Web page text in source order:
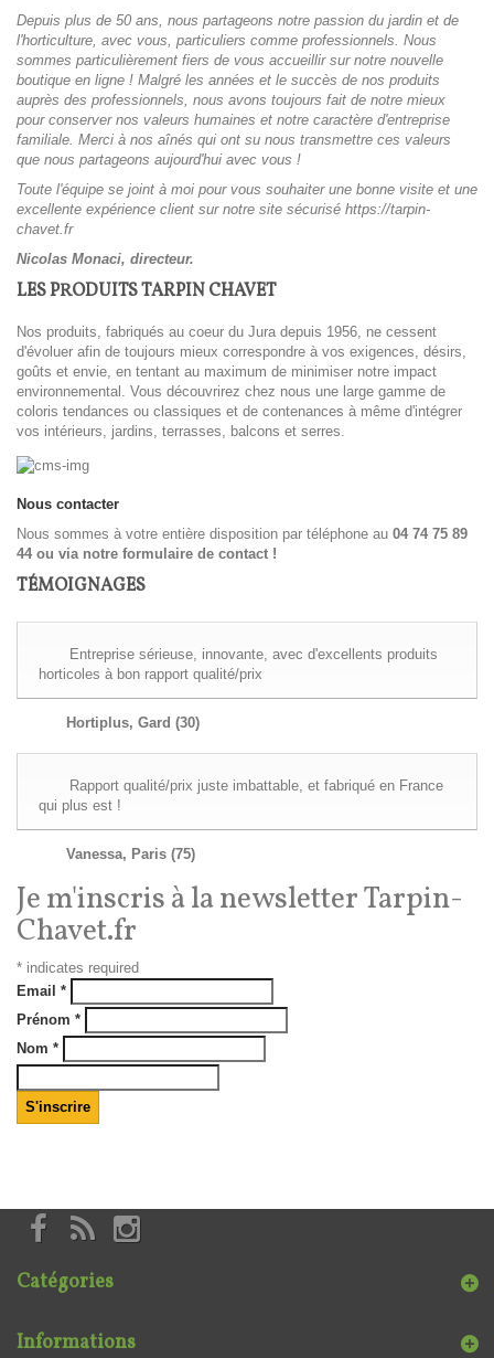
Depuis plus de 50 ans, nous partageons notre passion du jardin et de
l'horticulture, avec vous, particuliers comme professionnels. Nous
sommes particulièrement fiers de vous accueillir sur notre nouvelle
boutique en ligne ! Malgré les années et le succès de nos produits
auprès des professionnels, nous avons toujours fait de notre mieux
pour conserver nos valeurs humaines et notre caractère d'entreprise
familiale. Merci à nos aînés qui ont su nous transmettre ces valeurs
que nous partageons aujourd'hui avec vous !
Toute l'équipe se joint à moi pour vous souhaiter une bonne visite et une
excellente expérience client sur notre site sécurisé https://tarpin-
chavet.fr
Nicolas Monaci, directeur.
LES PRODUITS TARPIN CHAVET
Nos produits, fabriqués au coeur du Jura depuis 1956, ne cessent
d'évoluer afin de toujours mieux correspondre à vos exigences, désirs,
goûts et envie, en tentant au maximum de minimiser notre impact
environnemental. Vous découvrirez chez nous une large gamme de
coloris tendances ou classiques et de contenances à même d'intégrer
vos intérieurs, jardins, terrasses, balcons et serres.
Nous contacter
Nous sommes à votre entière disposition par téléphone au 04 74 75 89
44 ou via notre formulaire de contact !
TÉMOIGNAGES
Entreprise sérieuse, innovante, avec d'excellents produits
horticoles à bon rapport qualité/prix
Hortiplus, Gard (30)
Rapport qualité/prix juste imbattable, et fabriqué en France
qui plus est !
Vanessa, Paris (75)
Je m'inscris à la newsletter Tarpin-
Chavet.fr
* indicates required
Email *
Prénom *
Nom *
Catégories
Informations